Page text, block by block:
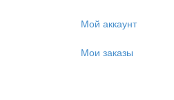
Мой аккаунт
Мои заказы